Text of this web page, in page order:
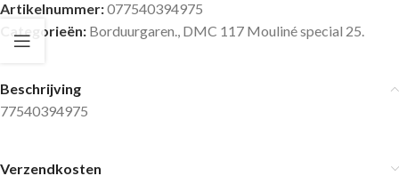
Artikelnummer:077540394975
Categorieën: Borduurgaren., DMC 117 Mouliné special 25.
Beschrijving
77540394975
Verzendkosten